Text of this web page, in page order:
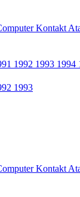
Kontakt
1992 1993 1994
1993
Kontakt